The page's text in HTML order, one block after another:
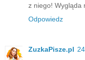
z niego! Wygląda
Odpowiedz
ZuzkaPisze.pl